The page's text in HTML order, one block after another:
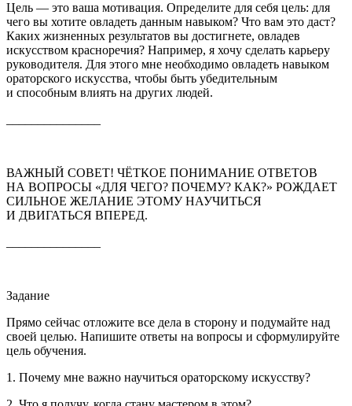
Цель — это ваша мотивация. Определите для себя цель: для
чего вы хотите овладеть данным навыком? Что вам это даст?
Каких жизненных результатов вы достигнете, овладев
искусством красноречия? Например, я хочу сделать карьеру
руководителя. Для этого мне необходимо овладеть навыком
ораторского искусства, чтобы быть убедительным
и способным влиять на других людей.
ВАЖНЫЙ СОВЕТ! ЧЁТКОЕ ПОНИМАНИЕ ОТВЕТОВ
НА ВОПРОСЫ «ДЛЯ ЧЕГО? ПОЧЕМУ? КАК?» РОЖДАЕТ
СИЛЬНОЕ ЖЕЛАНИЕ ЭТОМУ НАУЧИТЬСЯ
И ДВИГАТЬСЯ ВПЕРЕД.
Задание
Прямо сейчас отложите все дела в сторону и подумайте над
своей целью. Напишите ответы на вопросы и сформулируйте
цель обучения.
1. Почему мне важно научиться ораторскому искусству?